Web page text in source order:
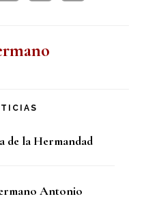
de la Hermandad
Antonio